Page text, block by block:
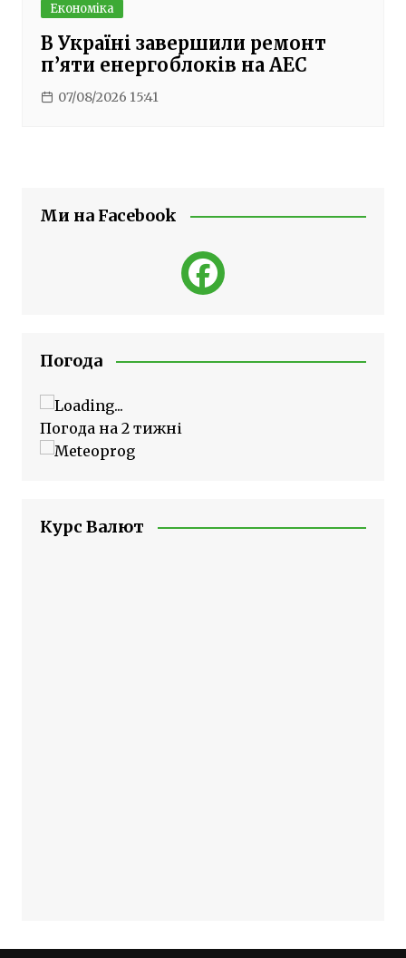
Економіка
В Україні завершили ремонт
п’яти енергоблоків на АЕС
07/08/2026 15:41
Ми на Facebook
Погода
Погода на 2 тижні
Курс Валют